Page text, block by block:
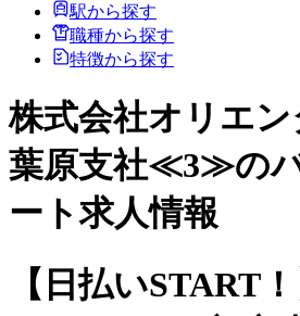
駅から探す
職種から探す
特徴から探す
株式会社オリエ
葉原支社≪3≫の
ート求人情報
【日払いSTART